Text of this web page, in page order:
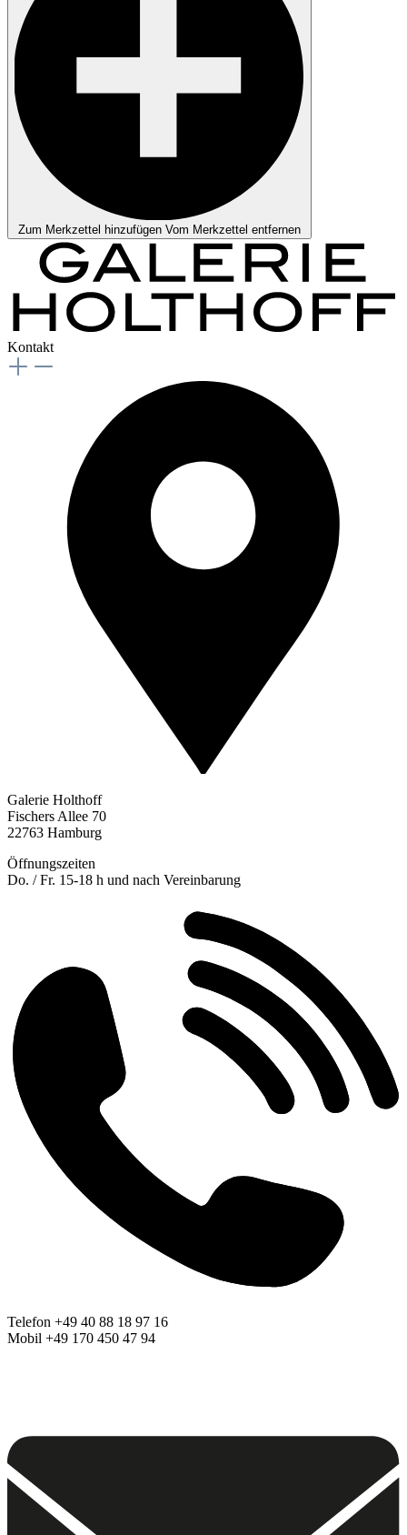
Zum Merkzettel hinzufügen Vom Merkzettel entfernen
Kontakt
Galerie Holthoff
Fischers Allee 70
22763 Hamburg
Öffnungszeiten
Do. / Fr. 15-18 h und nach Vereinbarung
Telefon +49 40 88 18 97 16
Mobil +49 170 450 47 94